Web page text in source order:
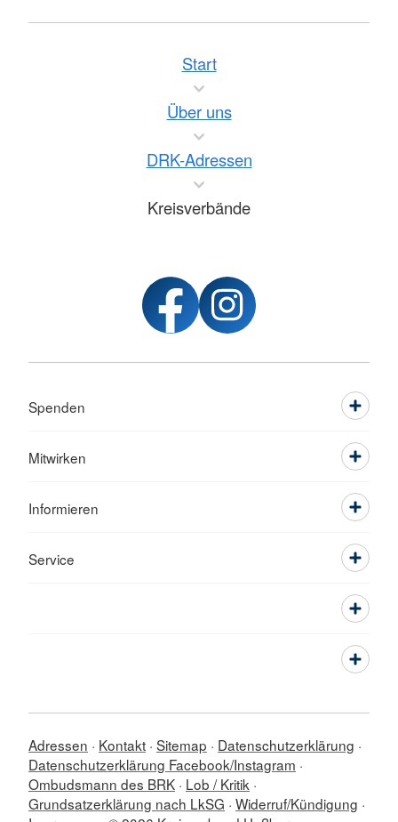
Start
Über uns
DRK-Adressen
Kreisverbände
Spenden
Mitwirken
Informieren
Service
Adressen Kontakt Sitemap
Datenschutzerklärung
Datenschutzerklärung Facebook/Instagram
Ombudsmann des BRK Lob / Kritik
Grundsatzerklärung nach LkSG Widerruf/Kündigung